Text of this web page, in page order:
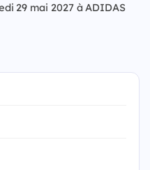
29 mai 2027 à ADIDAS